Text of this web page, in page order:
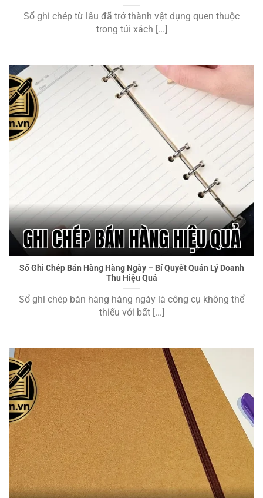
Sổ ghi chép từ lâu đã trở thành vật dụng quen thuộc
trong túi xách [...]
Ghi Chép Bán Hàng Hiệu Quả
Sổ Ghi Chép Bán Hàng Hàng Ngày – Bí Quyết Quản Lý Doanh
Thu Hiệu Quả
Sổ ghi chép bán hàng hàng ngày là công cụ không thể
thiếu với bất [...]